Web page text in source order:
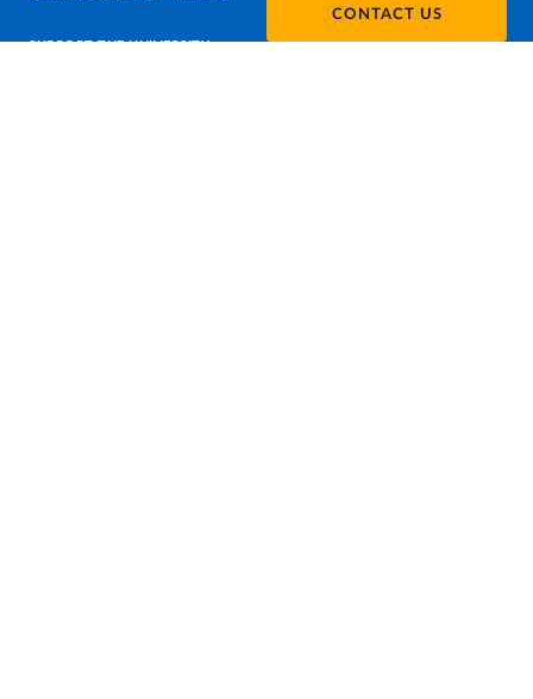
CONTACT US
SUPPORT THE UNIVERSITY